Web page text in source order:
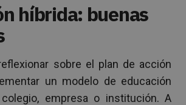
híbrida: buenas
sobre el plan de acción
un modelo de educación
empresa o institución. A